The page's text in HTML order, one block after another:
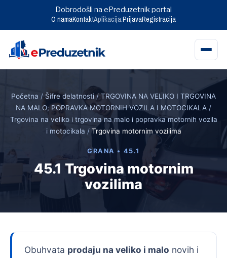
Dobrodošli na ePreduzetnik portal
O namaKontaktAplikacija:PrijavaRegistracija
content
Početna /Šifre delatnosti/ TRGOVINA NA VELIKO I TRGOVINA
NA MALO; POPRAVKA MOTORNIH VOZILA I MOTOCIKALA /
Trgovina na veliko i trgovina na malo i popravka motornih vozila
i motocikala / Trgovina motornim vozilima
GRANA • 45.1
45.1 Trgovina motornim
vozilima
Obuhvata prodaju na veliko i malo novih i